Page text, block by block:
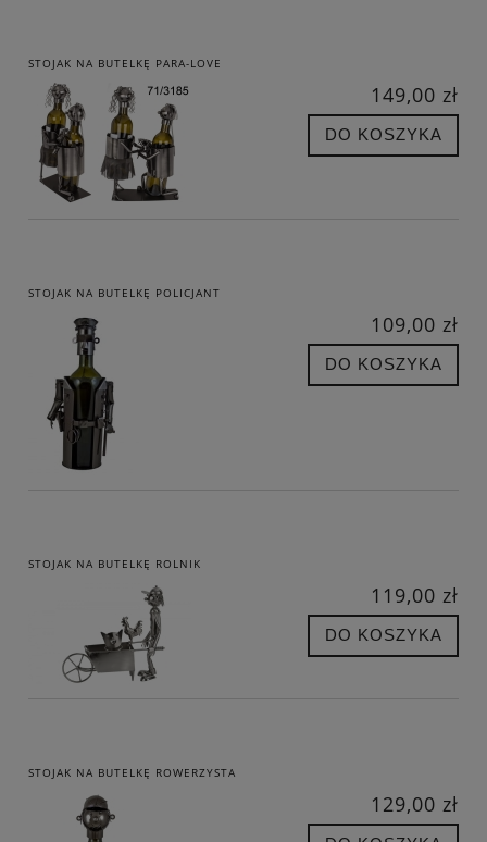
STOJAK NA BUTELKĘ PARA-LOVE
149,00 zł
DO KOSZYKA
STOJAK NA BUTELKĘ POLICJANT
109,00 zł
DO KOSZYKA
STOJAK NA BUTELKĘ ROLNIK
119,00 zł
DO KOSZYKA
STOJAK NA BUTELKĘ ROWERZYSTA
129,00 zł